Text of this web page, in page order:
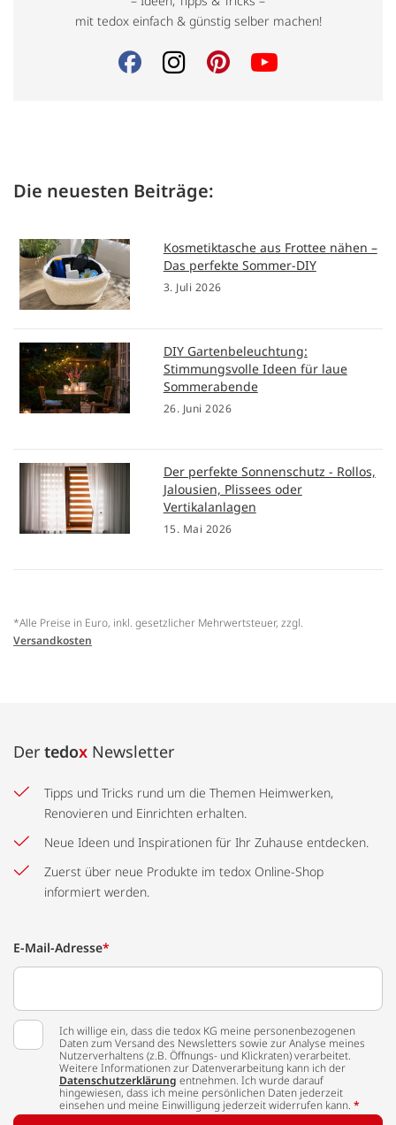
mit tedox einfach & günstig selber machen!
Die neuesten Beiträge:
Kosmetiktasche aus Frottee nähen –
Das perfekte Sommer-DIY
3. Juli 2026
DIY Gartenbeleuchtung:
Stimmungsvolle Ideen für laue
Sommerabende
26. Juni 2026
Der perfekte Sonnenschutz - Rollos,
Jalousien, Plissees oder
Vertikalanlagen
15. Mai 2026
*Alle Preise in Euro, inkl. gesetzlicher Mehrwertsteuer, zzgl.
Versandkosten
Der tedox Newsletter
Tipps und Tricks rund um die Themen Heimwerken,
Renovieren und Einrichten erhalten.
Neue Ideen und Inspirationen für Ihr Zuhause entdecken.
Zuerst über neue Produkte im tedox Online-Shop
informiert werden.
E-Mail-Adresse*
Ich willige ein, dass die tedox KG meine personenbezogenen
Daten zum Versand des Newsletters sowie zur Analyse meines
Nutzerverhaltens (z.B. Öffnungs- und Klickraten) verarbeitet.
Weitere Informationen zur Datenverarbeitung kann ich der
Datenschutzerklärung entnehmen. Ich wurde darauf
hingewiesen, dass ich meine persönlichen Daten jederzeit
einsehen und meine Einwilligung jederzeit widerrufen kann. *